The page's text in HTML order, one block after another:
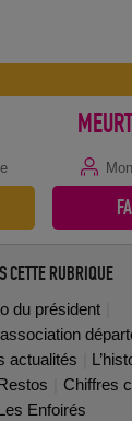
CETTE RUBRIQUE
du président
actualités
Chiffres
Enfoirés